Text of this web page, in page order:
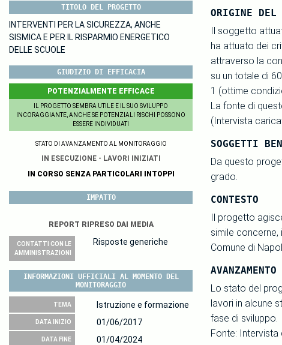
TITOLO DEL PROGETTO
INTERVENTI PER LA SICUREZZA, ANCHE
SISMICA E PER IL RISPARMIO ENERGETICO
DELLE SCUOLE
GIUDIZIO DI EFFICACIA
POTENZIALMENTE EFFICACE
IL PROGETTO SEMBRA UTILE E IL SUO SVILUPPO
INCORAGGIANTE, ANCHE SE POTENZIALI RISCHI POSSONO
ESSERE INDIVIDUATI
STATO DI AVANZAMENTO AL MONITORAGGIO
IN ESECUZIONE - LAVORI INIZIATI
IN CORSO SENZA PARTICOLARI INTOPPI
IMPATTO
REPORT RIPRESO DAI MEDIA
CONTATTI CON LE
AMMINISTRAZIONI
Risposte generiche
INFORMAZIONI UFFICIALI AL MOMENTO DEL
MONITORAGGIO
TEMA Istruzione e formazione
DATA INIZIO 01/06/2017
DATA FINE 01/04/2024
ORIGINE DEL
Il soggetto
ha attuato dei
attraverso la
su un totale di
1 (ottime
La fonte di
(Intervista
SOGGETTI
Da questo
grado.
CONTESTO
Il progetto
simile
Comune di
AVANZAMENTO
Lo stato del
lavori in alcune
fase di sviluppo.
Fonte: